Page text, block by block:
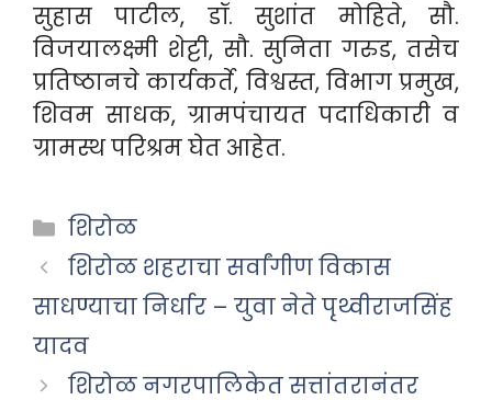
सुहास पाटील, डॉ. सुशांत मोहिते, सौ.
विजयालक्ष्मी शेट्टी, सौ. सुनिता गरुड, तसेच
प्रतिष्ठानचे कार्यकर्ते, विश्वस्त, विभाग प्रमुख,
शिवम साधक, ग्रामपंचायत पदाधिकारी व
ग्रामस्थ परिश्रम घेत आहेत.
Categories
शिरोळ
शिरोळ शहराचा सर्वांगीण विकास
साधण्याचा निर्धार – युवा नेते पृथ्वीराजसिंह
यादव
शिरोळ नगरपालिकेत सत्तांतरानंतर